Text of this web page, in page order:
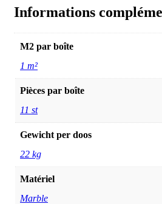
Informations
M2 par boîte
1 m²
Pièces par boîte
11 st
Gewicht per doos
22 kg
Matériel
Marble